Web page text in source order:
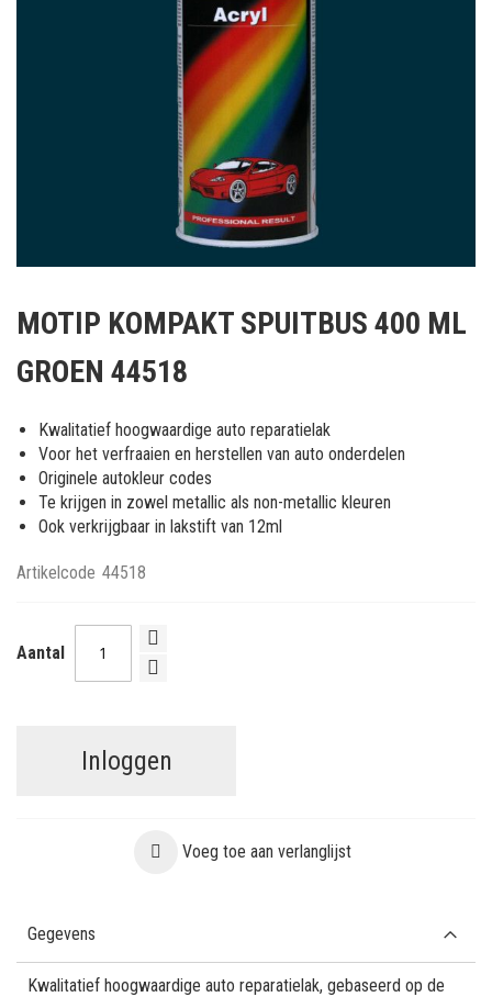
het
van
afbeeldingen-
gallerij
MOTIP KOMPAKT SPUITBUS 400 ML
GROEN 44518
Kwalitatief hoogwaardige auto reparatielak
Voor het verfraaien en herstellen van auto onderdelen
Originele autokleur codes
Te krijgen in zowel metallic als non-metallic kleuren
Ook verkrijgbaar in lakstift van 12ml
Artikelcode 44518
Aantal
Inloggen
Voeg toe aan verlanglijst
Gegevens
Kwalitatief hoogwaardige auto reparatielak, gebaseerd op de